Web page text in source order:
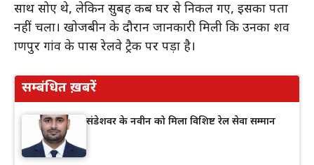
साथ सोए थे, लेकिन सुबह कब घर से निकल गए, इसका पता
नहीं चला। खोजबीन के दौरान जानकारी मिली कि उनका शव
प्राणपुर गांव के पास रेलवे ट्रैक पर पड़ा है।
सम्बंधित ख़बरें
संडेशवर के नवीन को मिला विशिष्ट रेल सेवा सम्मान